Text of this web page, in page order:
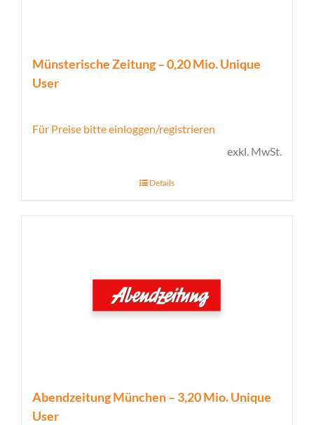
Münsterische Zeitung – 0,20 Mio. Unique
User
Für Preise bitte einloggen/registrieren
exkl. MwSt.
Details
Abendzeitung München – 3,20 Mio. Unique
User